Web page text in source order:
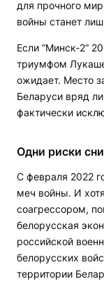
для прочного
войны станет
Если “Минск-2“
триумфом
ожидает. Место
Беларуси вряд
фактически
Одни риски
С февраля 2022
меч войны. И
соагрессором,
белорусская
российской
белорусских
территории